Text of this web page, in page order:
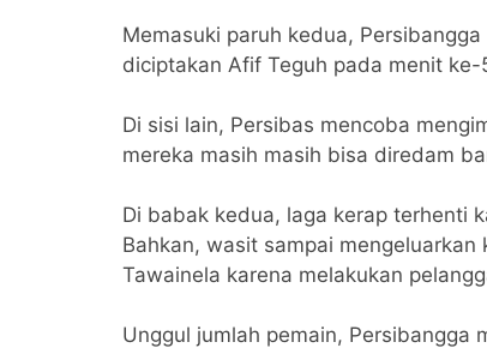
Memasuki paruh kedua,
diciptakan Afif Teguh pada menit
Di sisi lain, Persibas mencoba
mereka masih masih bisa diredam
Di babak kedua, laga kerap terhenti
Bahkan, wasit sampai
Tawainela karena melakukan
Unggul jumlah pemain, Persibangga